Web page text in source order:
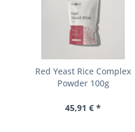
Red Yeast Rice Complex
Powder 100g
45,91 € *